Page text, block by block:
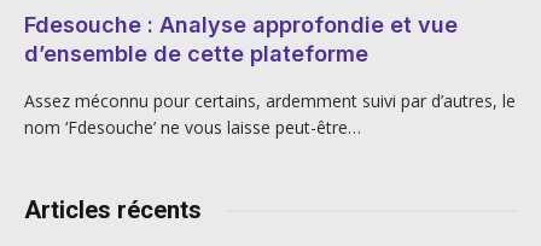
Fdesouche : Analyse approfondie et vue
d’ensemble de cette plateforme
Assez méconnu pour certains, ardemment suivi par d’autres, le
nom ‘Fdesouche’ ne vous laisse peut-être…
Articles récents